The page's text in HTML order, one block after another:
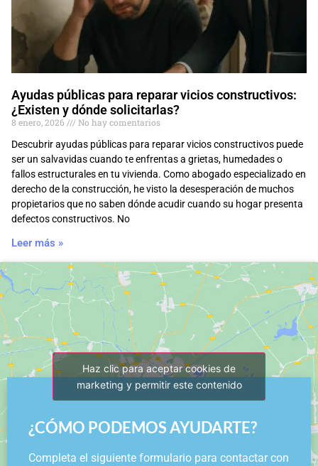
Ayudas públicas para reparar vicios constructivos:
¿Existen y dónde solicitarlas?
8 enero, 2026
No hay comentarios
Descubrir ayudas públicas para reparar vicios constructivos puede
ser un salvavidas cuando te enfrentas a grietas, humedades o
fallos estructurales en tu vivienda. Como abogado especializado en
derecho de la construcción, he visto la desesperación de muchos
propietarios que no saben dónde acudir cuando su hogar presenta
defectos constructivos. No
Leer más »
Haz clic para aceptar cookies de
marketing y permitir este contenido
¿CÓMO PODEMOS AYUDARTE?
Completa el siguiente formulario para contactar con